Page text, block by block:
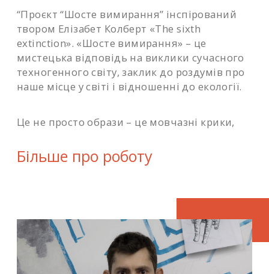
“Проєкт “Шосте вимирання” інспірований
твором Елізабет Колберт «The sixth
extinction». «Шосте вимирання» – це
мистецька відповідь на виклики сучасного
техногенного світу, заклик до роздумів про
наше місце у світі і відношенні до екології.
Це не просто образи – це мовчазні крики,
до природи. Моя творчість – це сучасна
елегія, яка нагадує глядачам, що наше
паперу як символ часу та досвіду (бл. 15
шт.), старих глобусів як символів планети
(бл. 12 шт.), двох скрижалей з паперу
(207х82 см, 2 шт.)”.
Більше про роботу